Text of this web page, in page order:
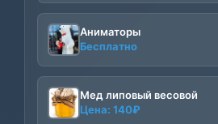
Аниматоры
Бесплатно
Мед липовый весовой
Цена: 140₽